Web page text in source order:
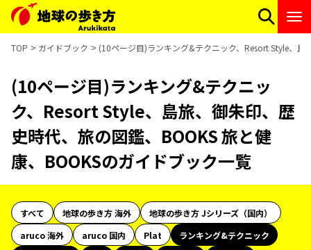
TOP ガイドブック (10ページ目)ランキング&テクニック、Resort Style、
(10ページ目)ランキング&テクニッ
ク、Resort Style、島旅、御朱印、歴
史時代、旅の図鑑、BOOKS 旅と健
康、BOOKSのガイドブック一覧
すべて 地球の歩き方 海外
地球の歩き方 Jシリーズ（国内）
aruco 海外
aruco 国内 Plat
ランキング&テクニック